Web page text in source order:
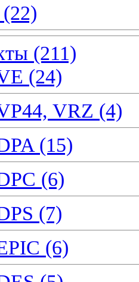
(211)
(24)
VRZ (4)
(15)
(6)
(7)
(6)